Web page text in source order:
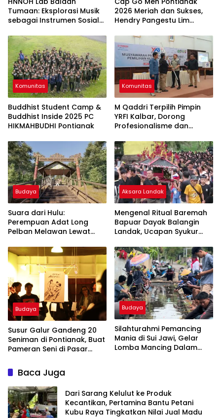
Tumaan: Eksplorasi Musik
sebagai Instrumen Sosial
2026 Meriah dan Sukses,
Hendry Pangestu Lim
Komunitas
Buddhist Student Camp &
Buddhist Inside 2025 PC
HIKMAHBUDHI Pontianak
Komunitas
M Qaddri Terpilih Pimpin
YRFI Kalbar, Dorong
Profesionalisme dan
Budaya
Suara dari Hulu:
Perempuan Adat Long
Pelban Melawan Lewat
Aksara Landak
Mengenal Ritual Baremah
Bapuar Dayak Balangin
Landak, Ucapan Syukur
Sial
Budaya
Susur Galur Gandeng 20
Seniman di Pontianak, Buat
Pameran Seni di Pasar
Budaya
Silahturahmi Pemancing
Mania di Sui Jawi, Gelar
Lomba Mancing Dalam
Baca Juga
Dari Sarang Kelulut ke Produk
Kecantikan, Pertamina Bantu Petani
Kubu Raya Tingkatkan Nilai Jual Madu